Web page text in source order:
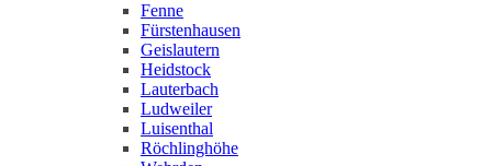
Fenne
Fürstenhausen
Geislautern
Heidstock
Lauterbach
Ludweiler
Luisenthal
Röchlinghöhe